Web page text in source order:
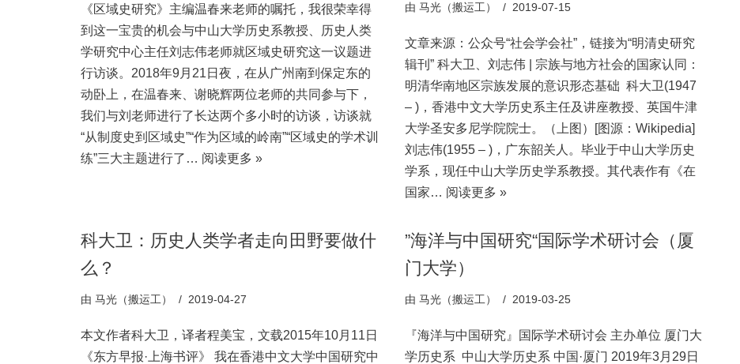
《区域史研究》主编温春来老师的嘱托，我很荣幸得
到这一宝贵的机会与中山大学历史系教授、历史人类
学研究中心主任刘志伟老师就区域史研究这一议题进
行访谈。2018年9月21日夜，在从广州南到保定东的
动卧上，在温春来、谢晓辉两位老师的共同参与下，
我们与刘老师进行了长达两个多小时的访谈，访谈就
“从制度史到区域史”“作为区域的岭南”“区域史的学术训
练”三大主题进行了… 阅读更多 »
由 马光（搬运工） 2019-07-15
文章来源：公众号“社会学会社”，链接为“明清史研究
辑刊” 科大卫、刘志伟 | 宗族与地方社会的国家认同：
明清华南地区宗族发展的意识形态基础 科大卫(1947
– )，香港中文大学历史系主任及讲座教授、英国牛津
大学圣安多尼学院院士。（上图）[图源：Wikipedia]
刘志伟(1955 – )，广东韶关人。毕业于中山大学历史
学系，现任中山大学历史学系教授。其代表作有《在
国家… 阅读更多 »
科大卫：历史人类学者走向田野要做什
么？
由 马光（搬运工） 2019-04-27
本文作者科大卫，译者程美宝，文载2015年10月11日
《东方早报·上海书评》 我在香港中文大学中国研究中
”海洋与中国研究“国际学术研讨会（厦
门大学）
由 马光（搬运工） 2019-03-25
『海洋与中国研究』国际学术研讨会 主办单位 厦门大
学历史系 中山大学历史系 中国·厦门 2019年3月29日